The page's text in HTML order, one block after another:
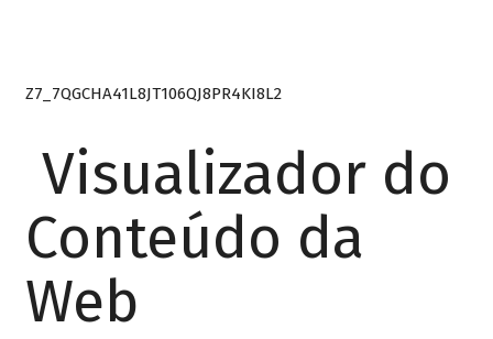
Z7_7QGCHA41L8JT106QJ8PR4KI8L2
Visualizador do
Conteúdo da
Web